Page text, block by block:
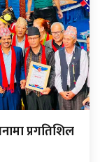
प्रगतिशिल